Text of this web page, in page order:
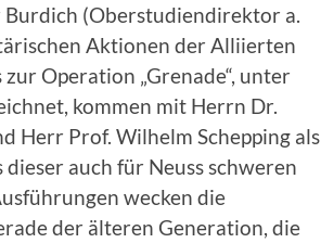
(Oberstudiendirektor a.
Aktionen der Alliierten
Operation „Grenade“, unter
kommen mit Herrn Dr.
Herr Prof. Wilhelm Schepping als
auch für Neuss schweren
wecken die
der älteren Generation, die